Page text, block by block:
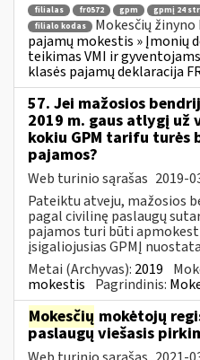
filialas fr0572 gpm gpmį 24 str
filialo kodas
Mokesčių
pajamų mokestis » Įmonių
teikimas VMI ir
klasės pajamų deklaracija
57. Jei mažosios
2019 m. gaus atlygį už
kokiu GPM tarifu turės
pajamos?
Web turinio sąrašas 2019-
Pateiktu atveju, mažosios
pagal civilinę paslaugų
pajamos turi būti
įsigaliojusias GPMĮ
Metai (Archyvas): 2019
mokestis Pagrindinis:
Mokesčių mokėtojų
paslaugų viešasis